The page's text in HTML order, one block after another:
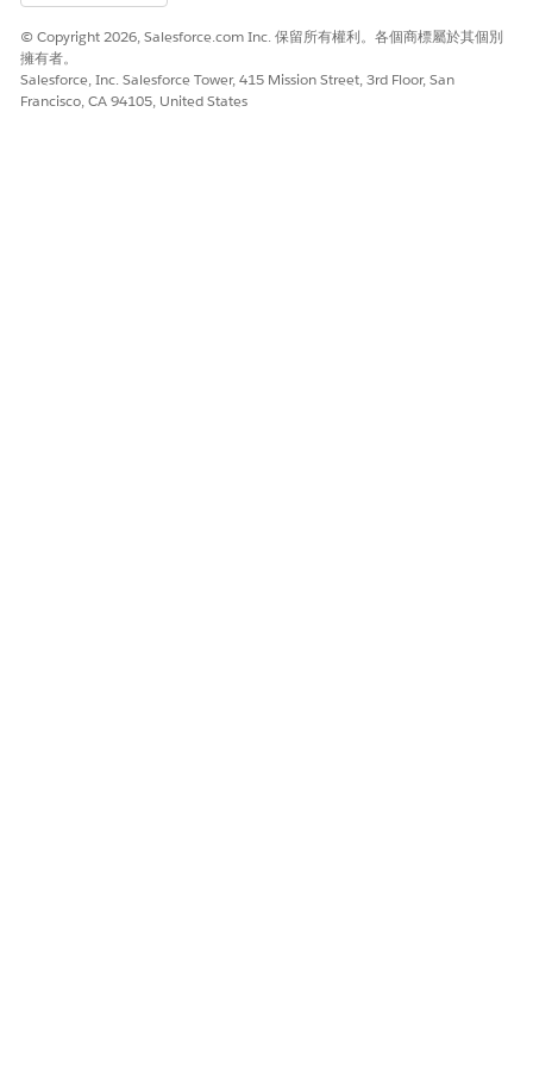
© Copyright 2026, Salesforce.com Inc. 保留所有權利。各個商標屬於其個別
擁有者。
Salesforce, Inc. Salesforce Tower, 415 Mission Street, 3rd Floor, San
Francisco, CA 94105, United States